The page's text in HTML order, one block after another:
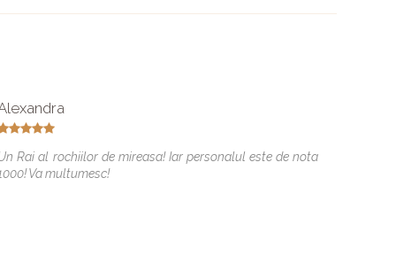
Rai al rochiilor de mireasa! Iar personalul este de nota
Va multumesc!